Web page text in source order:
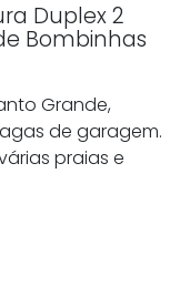
Duplex 2
Bombinhas
Grande,
de garagem.
praias e